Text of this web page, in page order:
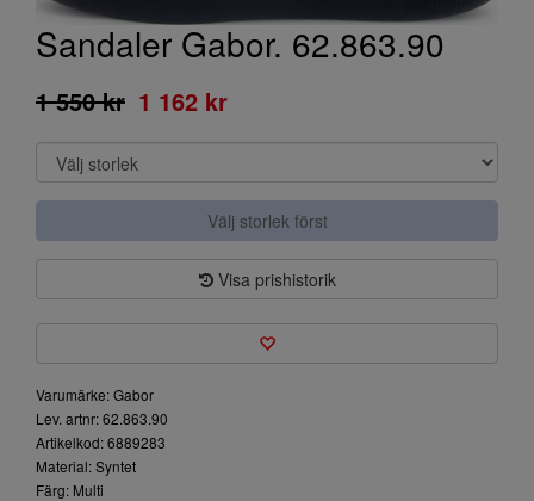
Sandaler Gabor. 62.863.90
1 550 kr 1 162 kr
Välj storlek först
Visa prishistorik
Varumärke: Gabor
Lev. artnr: 62.863.90
Artikelkod: 6889283
Material: Syntet
Färg: Multi